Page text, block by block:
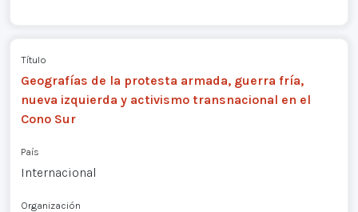
Título
Geografías de la protesta armada, guerra fría,
nueva izquierda y activismo transnacional en el
Cono Sur
País
Internacional
Organización